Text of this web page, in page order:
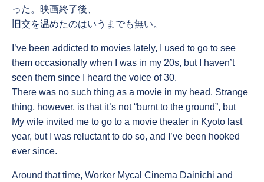
った。映画終了後、
旧交を温めたのはいうまでも無い。
I’ve been addicted to movies lately, I used to go to see
them occasionally when I was in my 20s, but I haven’t
seen them since I heard the voice of 30.
There was no such thing as a movie in my head. Strange
thing, however, is that it’s not “burnt to the ground”, but
My wife invited me to go to a movie theater in Kyoto last
year, but I was reluctant to do so, and I’ve been hooked
ever since.
Around that time, Worker Mycal Cinema Dainichi and